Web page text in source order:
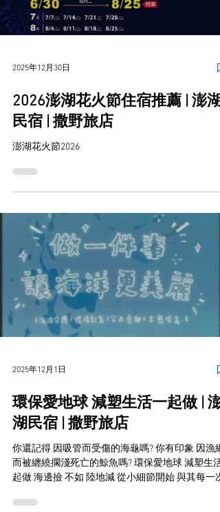
2025年12月30日
2026澎湖花火節住宿推薦 | 澎湖
民宿 | 撒野旅店
澎湖花火節2026
2025年12月1日
環保愛地球 減塑生活一起做 | 澎
湖民宿 | 撒野旅店
你還記得 因吸管而受傷的海龜嗎? 你有印象 因漁網
而被纏繞擱淺死亡的鯨魚嗎? 環保愛地球 減塑生活
起做 海邊撿 不如 陸地減 從小細節開始 與其每一次
境的習慣 撒野旅店即日起不提供一次性的盥洗用品